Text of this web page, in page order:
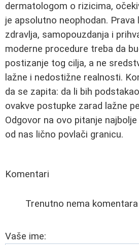
dermatologom o rizicima,
je apsolutno neophodan.
zdravlja, samopouzdanja i
moderne procedure treba da
postizanje tog cilja, a ne
lažne i nedostižne realnosti.
da se zapitа: da li bih
ovakve postupke zarad lažne
Odgovor na ovo pitanje
od nas lično povlači granicu.
Komentari
Trenutno nema
Vaše ime: